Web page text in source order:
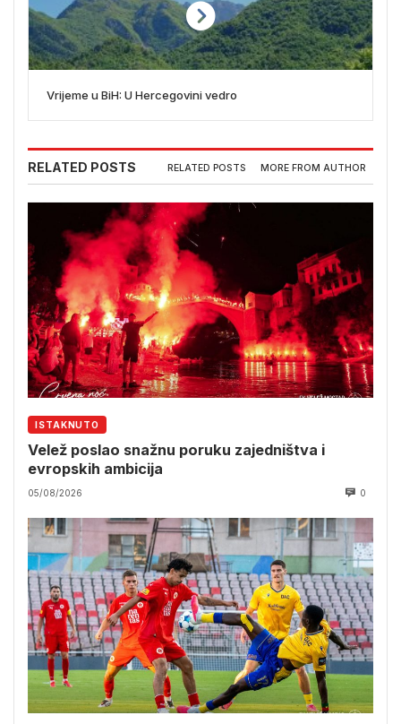
Vrijeme u BiH: U Hercegovini vedro
RELATED POSTS RELATED POSTS MORE FROM AUTHOR
ISTAKNUTO
Velež poslao snažnu poruku zajedništva i
evropskih ambicija
05/08/2026 0